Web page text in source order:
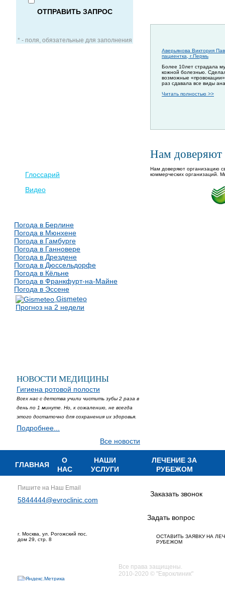
* - поля, обязательные для заполнения
Глоссарий
Видео
Погода в Берлине
Погода в Мюнхене
Погода в Гамбурге
Погода в Ганновере
Погода в Дрездене
Погода в Дюссельдорфе
Погода в Кёльне
Погода в Франкфурт-на-Майне
Погода в Эссене
Gismeteo
Прогноз на 2 недели
НОВОСТИ МЕДИЦИНЫ
Гигиена ротовой полости
Всех нас с детства учили чистить зубы 2 раза в
день по 1 минуте. Но, к сожалению, не всегда
этого достаточно для сохранения их здоровья.
Подробнее...
Все новости
Аверьянова Виктория
пациентка, г.Пермь
Более 10лет страдала
кожной болезнью.
возможные
раз сдавала все виды
Читать полностью >>
Нам доверяют
Нам доверяют организацию
коммерческих организаций.
ГЛАВНАЯ
О
НАС
НАШИ
УСЛУГИ
ЛЕЧЕНИЕ ЗА
РУБЕЖОМ
Пишите на Наш Email
5844444@evroclinic.com
Заказать звонок
Задать вопрос
ОСТАВИТЬ ЗАЯВКУ НА
РУБЕЖОМ
г. Москва, ул. Рогожский пос.
дом 29, стр. 8
Все права защищены.
2010-2020 © "Евроклиник"